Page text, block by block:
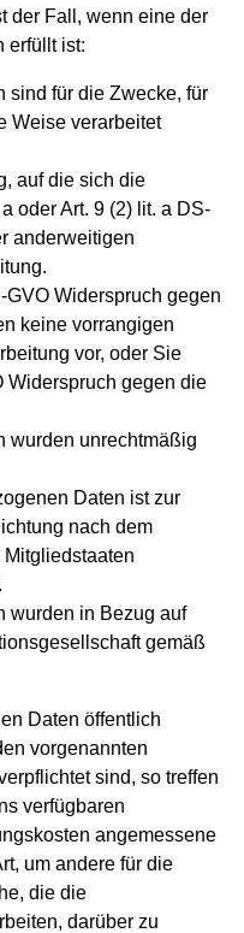
der Fall, wenn eine der
erfüllt ist:
sind für die Zwecke, für
Weise verarbeitet
auf die sich die
oder Art. 9 (2) lit. a DS-
anderweitigen
GVO Widerspruch gegen
keine vorrangigen
vor, oder Sie
Widerspruch gegen die
wurden unrechtmäßig
Daten ist zur
nach dem
wurden in Bezug auf
gemäß
Daten öffentlich
vorgenannten
sind, so treffen
verfügbaren
angemessene
um andere für die
die die
darüber zu